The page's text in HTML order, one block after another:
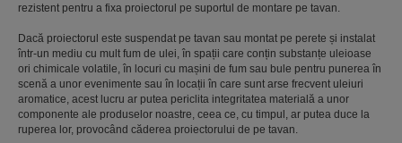
rezistent pentru a fixa proiectorul pe suportul de montare pe tavan.
Dacă proiectorul este suspendat pe tavan sau montat pe perete și instalat
într-un mediu cu mult fum de ulei, în spații care conțin substanțe uleioase
ori chimicale volatile, în locuri cu mașini de fum sau bule pentru punerea în
scenă a unor evenimente sau în locații în care sunt arse frecvent uleiuri
aromatice, acest lucru ar putea periclita integritatea materială a unor
componente ale produselor noastre, ceea ce, cu timpul, ar putea duce la
ruperea lor, provocând căderea proiectorului de pe tavan.